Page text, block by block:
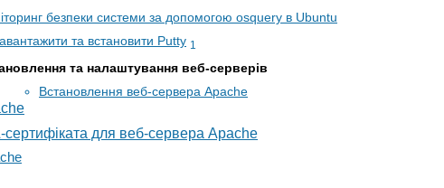
безпеки системи за допомогою osquery в Ubuntu
та встановити Putty 1
та налаштування веб-серверів
Встановлення веб-сервера Apache
для веб-сервера Apache